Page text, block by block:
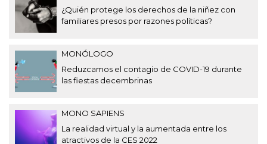
¿Quién protege los derechos de la niñez con
familiares presos por razones políticas?
MONÓLOGO
Reduzcamos el contagio de COVID-19 durante
las fiestas decembrinas
MONO SAPIENS
La realidad virtual y la aumentada entre los
atractivos de la CES 2022